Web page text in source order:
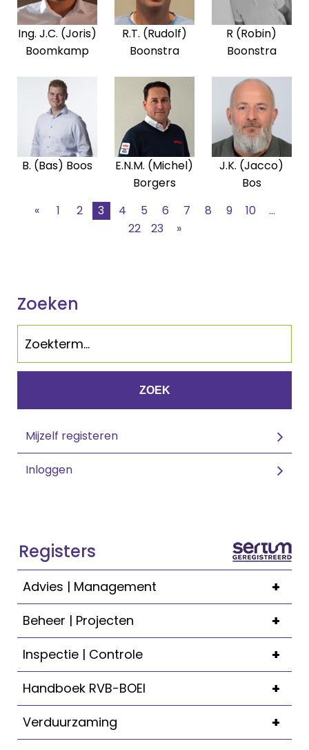
Ing. J.C. (Joris)
Boomkamp
R.T. (Rudolf)
Boonstra
R (Robin)
Boonstra
B. (Bas) Boos
E.N.M. (Michel)
Borgers
J.K. (Jacco)
Bos
«
1 2 3 4 5 6 7 8 9 10
...
22
23 »
Zoeken
ZOEK
Mijzelf registeren
Inloggen
Registers
+
Advies | Management
+
Beheer | Projecten
+
Inspectie | Controle
+
Handboek RVB-BOEI
+
Verduurzaming